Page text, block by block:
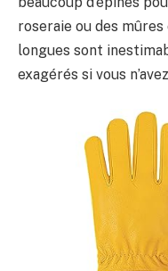
roseraie ou des
longues sont
exagérés si vous